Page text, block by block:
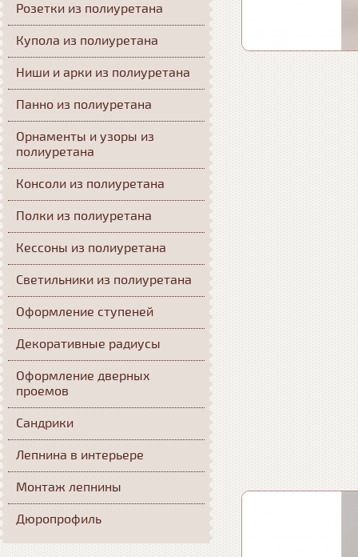
Розетки из полиуретана
Купола из полиуретана
Ниши и арки из полиуретана
Панно из полиуретана
Орнаменты и узоры из
полиуретана
Консоли из полиуретана
Полки из полиуретана
Кессоны из полиуретана
Светильники из полиуретана
Оформление ступеней
Декоративные радиусы
Оформление дверных
проемов
Сандрики
Лепнина в интерьере
Монтаж лепнины
Дюропрофиль